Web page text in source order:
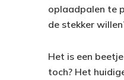
oplaadpalen te
de stekker
Het is een
toch? Het